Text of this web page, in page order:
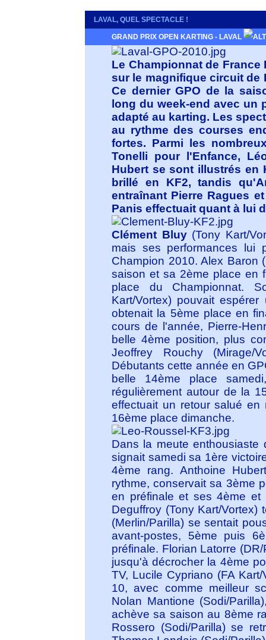
LAVAL, QUEL SPECTACLE !
GRAND PRIX OPEN KARTING - LAVAL
Le Championnat de
sur le magnifique circuit de
Ce dernier GPO de la
long du week-end avec un
adapté au karting. Les
au rythme des courses
fortes. Parmi les
Tonelli pour l'Enfance,
Hubert se sont illustrés en
brillé en KF2, tandis
entraînant Pierre Ragues
Panis effectuait quant à lui
Clément Bluy(Tony Kart/
mais ses performances lui
Champion 2010. Alex Baron
saison et sa 2ème place en
place du Championnat.
Kart/Vortex) pouvait
obtenait la 5ème place en
cours de l'année, Pierre-
belle 4ème position, plus
Jeoffrey Rouchy (Mirage/
Débutants cette année en
belle 14ème place
régulièrement autour de la
effectuait un retour salué
16ème place dimanche.
Dans la meute
signait samedi sa 1ère
4ème rang. Anthoine
rythme, conservait sa 3ème
en préfinale et ses 4ème et
Deguffroy (Tony Kart/Vortex)
(Merlin/Parilla) se sentait
avant-postes, 5ème puis
préfinale. Florian Latorre
jusqu'à décrocher la 4ème
TV, Lucile Cypriano (FA
10, avec comme meilleur
Nolan Mantione (Sodi/
achève sa saison au 8ème
Rossero (Sodi/Parilla) se